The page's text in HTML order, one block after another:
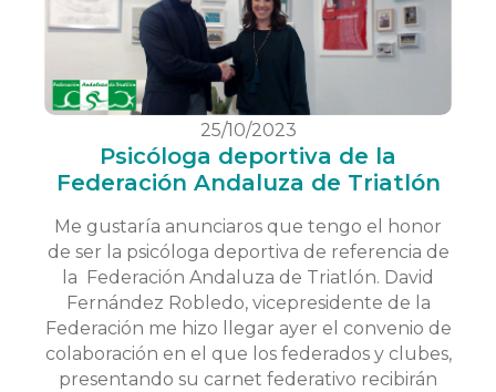
25/10/2023
Psicóloga deportiva de la
Federación Andaluza de Triatlón
Me gustaría anunciaros que tengo el honor
de ser la psicóloga deportiva de referencia de
la Federación Andaluza de Triatlón. David
Fernández Robledo, vicepresidente de la
Federación me hizo llegar ayer el convenio de
colaboración en el que los federados y clubes,
presentando su carnet federativo recibirán